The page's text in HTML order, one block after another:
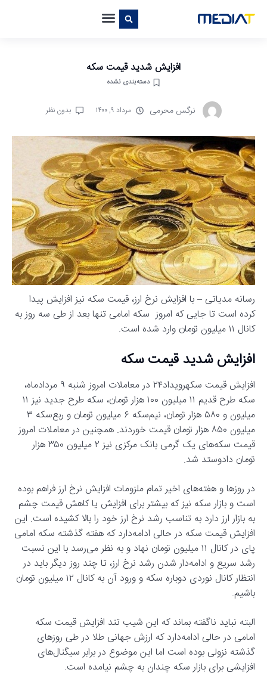
افزایش شدید قیمت سکه
دسته‌بندی نشده
نرگس محرمی مرداد ۹, ۱۴۰۰ بدون نظر
رسانه مدیاتی – با افزایش نرخ ارز، قیمت سکه نیز افزایش پیدا
کرده است تا جایی که امروز سکه امامی تنها بعد از طی سه روز به
کانال ۱۱ میلیون تومان وارد شده است.
افزایش شدید قیمت سکه
افزایش قیمت سکهرویداد۲۴ در معاملات امروز شنبه ۹ مردادماه،
سکه طرح قدیم ۱۱ میلیون ۱۰۰ هزار تومان، سکه طرح جدید نیز ۱۱
میلیون و ۵۸۰ هزار تومان، نیم‌سکه ۶ میلیون تومان و ربع‌سکه ۳
میلیون ۸۵۰ هزار تومان قیمت خوردند. همچنین در معاملات امروز
قیمت سکه‌های یک گرمی بانک مرکزی نیز ۲ میلیون ۳۵۰ هزار
تومان دادوستد شد.
در روزها و هفته‌های اخیر تمام ملزومات افزایش نرخ ارز فراهم بوده
است و بازار سکه نیز که بیشتر برای افزایش یا کاهش قیمت چشم
به بازار ارز دارد به‌ تناسب رشد نرخ ارز خود را بالا کشیده است. این
افزایش قیمت سکه در حالی ادامه‌دارد که هفته گذشته سکه امامی
پای در کانال ۱۱ میلیون تومان نهاد و به نظر می‌رسد با این نسبت
رشد سریع و ادامه‌دار شدن رشد نرخ ارز، تا چند روز دیگر باید در
انتظار کانال نوردی دوباره سکه و ورود آن به کانال ۱۲ میلیون تومان
باشیم.
البته نباید ناگفته بماند که این شیب تند افزایش قیمت سکه
امامی در حالی ادامه‌دارد که ارزش جهانی طلا در طی روزهای
گذشته نزولی بوده است اما این موضوع در برابر سیگنال‌های
افزایشی برای بازار سکه چندان به چشم نیامده است.